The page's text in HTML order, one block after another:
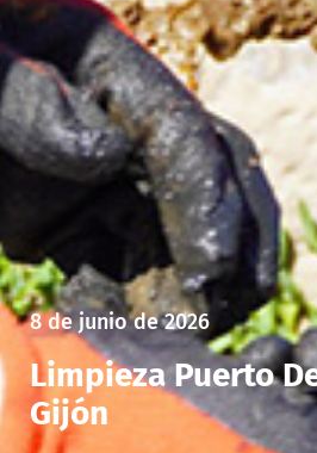
8 de junio de 2026
Limpieza Puerto
Gijón